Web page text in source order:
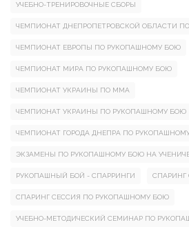
УЧЕБНО-ТРЕНИРОВОЧНЫЕ СБОРЫ
ЧЕМПИОНАТ ДНЕПРОПЕТРОВСКОЙ ОБЛАСТИ
ЧЕМПИОНАТ ЕВРОПЫ ПО РУКОПАШНОМУ БОЮ
ЧЕМПИОНАТ МИРА ПО РУКОПАШНОМУ БОЮ
ЧЕМПИОНАТ УКРАИНЫ ПО ММА
ЧЕМПИОНАТ УКРАИНЫ ПО РУКОПАШНОМУ БОЮ
ЧЕМПИОНАТ ГОРОДА ДНЕПРА ПО
ЭКЗАМЕНЫ ПО РУКОПАШНОМУ БОЮ НА
РУКОПАШНЫЙ БОЙ - СПАРРИНГИ СПАРИНГ
СПАРИНГ СЕССИЯ ПО РУКОПАШНОМУ БОЮ
УЧЕБНО-МЕТОДИЧЕСКИЙ СЕМИНАР ПО